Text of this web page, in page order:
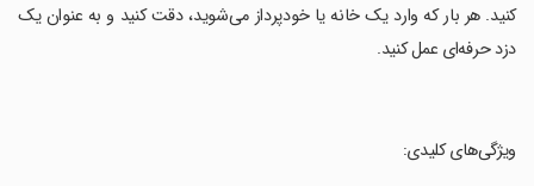
کنید. هر بار که وارد یک خانه یا خودپرداز می‌شوید، دقت کنید و به عنوان یک
دزد حرفه‌ای عمل کنید.
‏ویژگی‌های کلیدی: